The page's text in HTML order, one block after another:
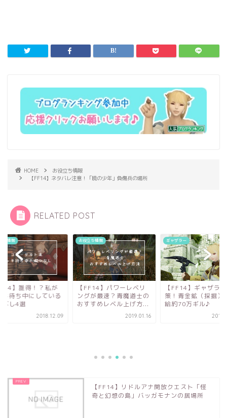
HOME
お役立ち情報
【FF14】ネタバレ注意！「暁の少年」負傷兵の場所
RELATED POST
ち情報
】誰得！？私が
キ待ち中にしている
ぶし4選
2018.12.09
お役立ち情報
【FF14】パワーレベリ
ングが最速？青魔道士の
おすすめレベル上げ方...
2019.01.16
ギャザラー
【FF14】ギャザラ
策！青金鉱（採掘）
給約70万ギル♪
【FF14】リドルアナ開放クエスト「怪
奇と幻想の島」バッガモナンの居場所